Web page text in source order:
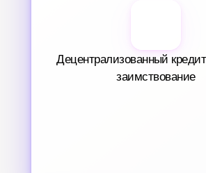
Децентрализованный
заимствование